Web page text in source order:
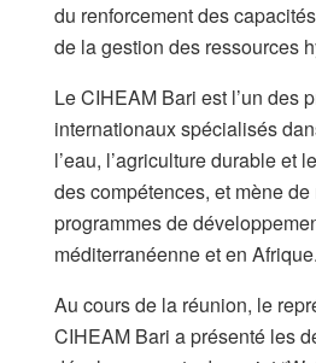
du renforcement des
de la gestion des ressources
Le CIHEAM Bari est l’un des
internationaux spécialisés
l’eau, l’agriculture durable et
des compétences, et mène
programmes de
méditerranéenne et en Afrique.
Au cours de la réunion, le
CIHEAM Bari a présenté les